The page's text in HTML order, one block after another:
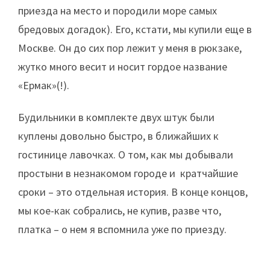
приезда на место и породили море самых
бредовых догадок). Его, кстати, мы купили еще в
Москве. Он до сих пор лежит у меня в рюкзаке,
жутко много весит и носит гордое название
«Ермак»(!).
Будильники в комплекте двух штук были
куплены довольно быстро, в ближайших к
гостинице лавочках. О том, как мы добывали
простыни в незнакомом городе и кратчайшие
сроки – это отдельная история. В конце концов,
мы кое-как собрались, не купив, разве что,
платка – о нем я вспомнила уже по приезду.